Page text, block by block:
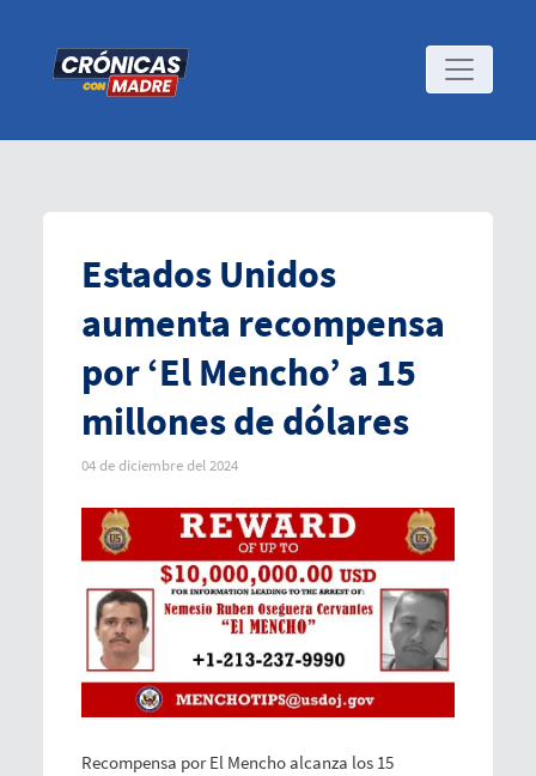
Estados Unidos
aumenta recompensa
por ‘El Mencho’ a 15
millones de dólares
04 de diciembre del 2024
Recompensa por El Mencho alcanza los 15